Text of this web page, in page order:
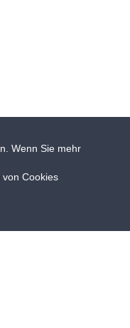
Wenn Sie mehr
Cookies